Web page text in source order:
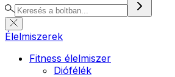
Élelmiszerek
Fitness élelmiszer
Diófélék